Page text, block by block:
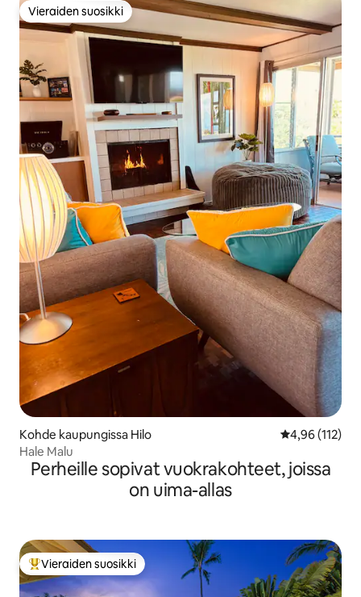
Vieraiden suosikki
Vieraiden suosikki
Kohde kaupungissa Hilo
4,96 (112)
Hale Malu
Perheille sopivat vuokrakohteet, joissa
on uima-allas
Vieraiden suosikkien parhaimmistoa
Vieraiden suosikki